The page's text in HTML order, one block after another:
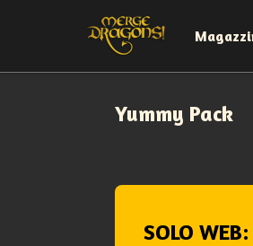
Yummy Pack
SOLO